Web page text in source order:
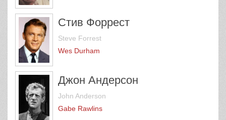
Стив Форрест
Steve Forrest
Wes Durham
Джон Андерсон
John Anderson
Gabe Rawlins